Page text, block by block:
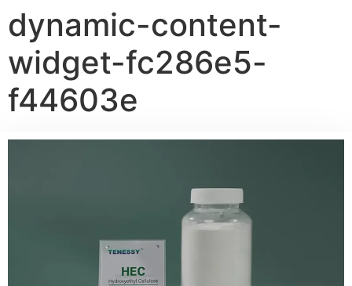
dynamic-content-
widget-fc286e5-
f44603e